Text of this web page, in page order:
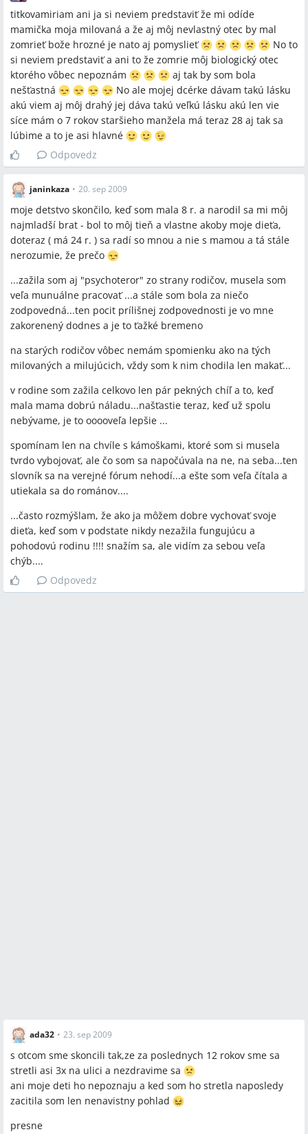
titkovamiriam ani ja si neviem predstaviť že mi odíde
mamička moja milovaná a že aj môj nevlastný otec by mal
zomrieť bože hrozné je nato aj pomyslieť
No to
si neviem predstaviť a ani to že zomrie môj biologický otec
ktorého vôbec nepoznám
aj tak by som bola
nešťastná
No ale mojej dcérke dávam takú lásku
akú viem aj môj drahý jej dáva takú veľkú lásku akú len vie
síce mám o 7 rokov staršieho manžela má teraz 28 aj tak sa
lúbime a to je asi hlavné
Odpovedz
janinkaza • 20. sep 2009
moje detstvo skončilo, keď som mala 8 r. a narodil sa mi môj
najmladší brat - bol to môj tieň a vlastne akoby moje dieťa,
doteraz ( má 24 r. ) sa radí so mnou a nie s mamou a tá stále
nerozumie, že prečo
...zažila som aj "psychoteror" zo strany rodičov, musela som
veľa munuálne pracovať ...a stále som bola za niečo
zodpovedná...ten pocit prílišnej zodpovednosti je vo mne
zakorenený dodnes a je to ťažké bremeno
na starých rodičov vôbec nemám spomienku ako na tých
milovaných a milujúcich, vždy som k nim chodila len makať...
v rodine som zažila celkovo len pár pekných chíľ a to, keď
mala mama dobrú náladu...našťastie teraz, keď už spolu
nebývame, je to ooooveľa lepšie ...
spomínam len na chvíle s kámoškami, ktoré som si musela
tvrdo vybojovať, ale čo som sa napočúvala na ne, na seba...ten
slovník sa na verejné fórum nehodí...a ešte som veľa čítala a
utiekala sa do románov....
...často rozmýšlam, že ako ja môžem dobre vychovať svoje
dieťa, keď som v podstate nikdy nezažila fungujúcu a
pohodovú rodinu !!!! snažím sa, ale vidím za sebou veľa
chýb....
Odpovedz
ada32 • 23. sep 2009
s otcom sme skoncili tak,ze za poslednych 12 rokov sme sa
stretli asi 3x na ulici a nezdravime sa
ani moje deti ho nepoznaju a ked som ho stretla naposledy
zacitila som len nenavistny pohlad
presne